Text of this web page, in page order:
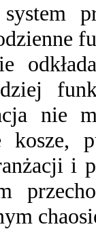
nie
kosze,
i